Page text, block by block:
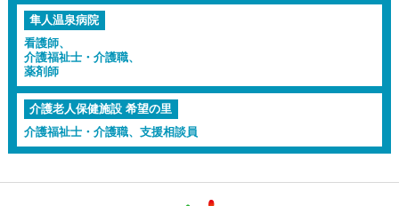
隼人温泉病院
看護師、
介護福祉士・介護職、
薬剤師
介護老人保健施設 希望の里
介護福祉士・介護職、支援相談員